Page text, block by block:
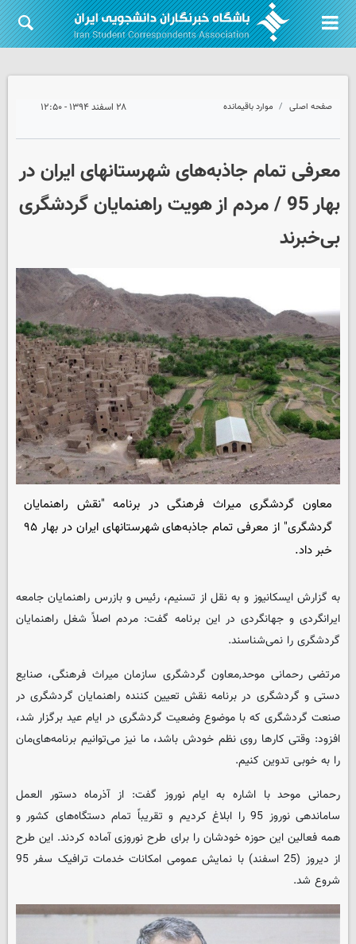
صفحه اصلی موارد باقیمانده ۲۸ اسفند ۱۳۹۴ - ۱۲:۵۰
معرفی تمام جاذبه‌های شهرستانهای ایران در
بهار 95 / مردم از هویت راهنمایان گردشگری
بی‌خبرند
معاون گردشگری میراث فرهنگی در برنامه "نقش راهنمایان
گردشگری" از معرفی تمام جاذبه‌های شهرستانهای ایران در بهار ۹۵
خبر داد.
به گزارش ایسکانیوز و به نقل از تسنیم، رئیس و بازرس راهنمایان جامعه
ایرانگردی و جهانگردی در این برنامه گفت: مردم اصلاً شغل راهنمایان
گردشگری را نمی‌شناسند.
مرتضی رحمانی موحد,معاون گردشگری سازمان میراث فرهنگی، صنایع
دستی و گردشگری در برنامه نقش تعیین کننده راهنمایان گردشگری در
صنعت گردشگری که با موضوع وضعیت گردشگری در ایام عید برگزار شد،
افزود: وقتی کارها روی نظم خودش باشد، ما نیز می‌توانیم برنامه‌های‌مان
را به خوبی تدوین کنیم.
رحمانی موحد با اشاره به ایام نوروز گفت: از آذرماه دستور العمل
ساماندهی نوروز 95 را ابلاغ کردیم و تقریباً تمام دستگاه‌های کشور و
همه فعالین این حوزه خودشان را برای طرح نوروزی آماده کردند. این طرح
از دیروز (25 اسفند) با نمایش عمومی امکانات خدمات ترافیک سفر 95
شروع شد.